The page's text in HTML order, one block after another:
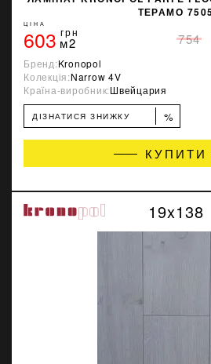
ТЕРАМО
ЦІНА
603 грн
м2 754
Бренд:Kronopol
Колекція:Narrow 4V
Країна-виробник:Швейцария
ДІЗНАТИСЯ ЗНИЖКУ %
КУПИТИ
19x138